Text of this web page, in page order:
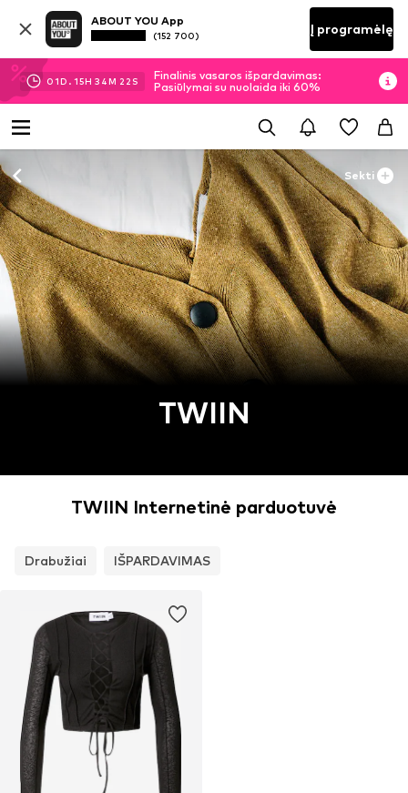
ABOUT YOU App
(152 700) Į programėlę
01D. 15H 34M 22 S
Finalinis vasaros išpardavimas:
Pasiūlymai su nuolaida iki 60%
Sekti
TWIIN
TWIIN Internetinė parduotuvė
Drabužiai IŠPARDAVIMAS